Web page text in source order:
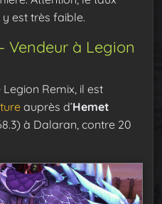
est très faible.
Vendeur à Legion
Remix, il est
auprès d’Hemet
à Dalaran, contre 20